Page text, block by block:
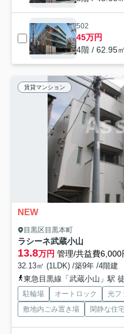
502
45万円
4階 / 62.95
賃貸マンション
NEW
目黒区目黒本町
ラシーネ武蔵小山
13.8万円 管理/共益費6,000
32.13㎡ (1LDK) /築9年 /4階建
東急目黒線「武蔵小山」駅
駐輪場 オートロック 光フ
敷地内ごみ置き場
閑静な住